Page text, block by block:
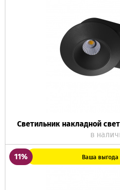
Светильник накладной
в
11% Ваша выгода